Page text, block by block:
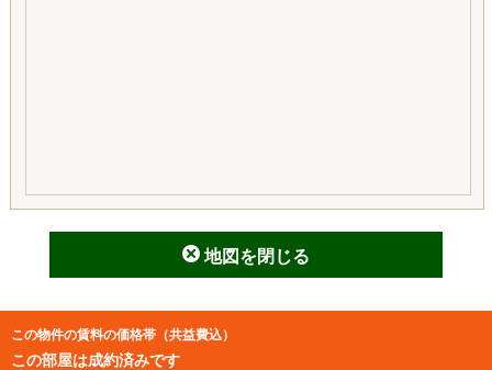
地図を閉じる
この物件の賃料の価格帯（共益費込）
この部屋は成約済みです